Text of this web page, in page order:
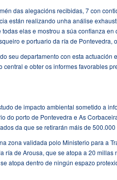
das alegacións recibidas, 7 con
están realizando unha análise
elas e mostrou a súa confianza
e portuario da ría de
seu departamento con esta
central e obter os informes favorables
de impacto ambiental sometido a
do porto de Pontevedra e As
da que se retirarán máis de
zona validada polo Ministerio para a
ría de Arousa, que se atopa a 20
atopa dentro de ningún espazo